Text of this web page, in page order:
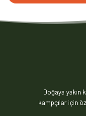
Doğaya yakın
kampçılar için